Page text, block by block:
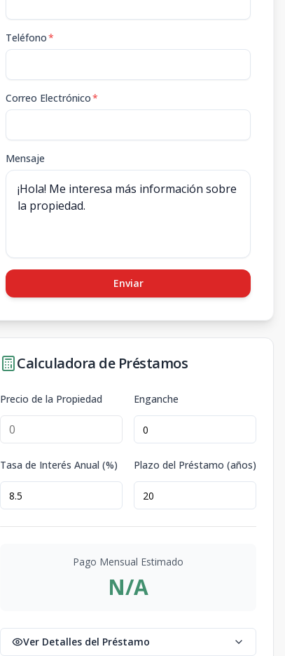
Teléfono*
Correo Electrónico*
Mensaje
Enviar
Calculadora de Préstamos
Precio de la Propiedad Enganche
Tasa de Interés Anual (%) Plazo del Préstamo (años)
Pago Mensual Estimado
N/A
Ver Detalles del Préstamo